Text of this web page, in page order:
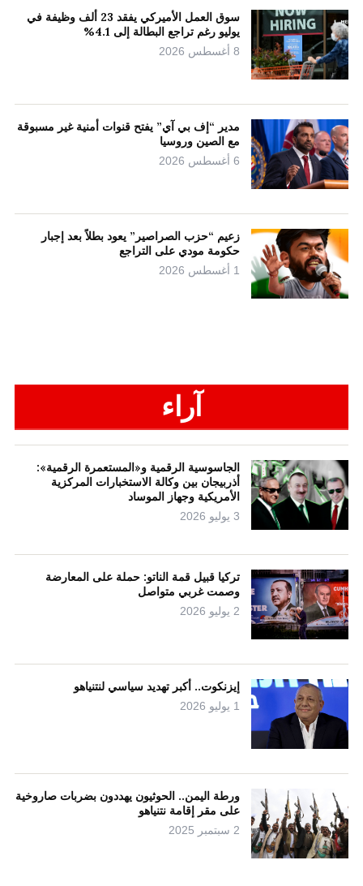
سوق العمل الأميركي يفقد 23 ألف وظيفة في
يوليو رغم تراجع البطالة إلى 4.1%
8 أغسطس 2026
مدير “إف بي آي” يفتح قنوات أمنية غير مسبوقة
مع الصين وروسيا
6 أغسطس 2026
زعيم “حزب الصراصير” يعود بطلاً بعد إجبار
حكومة مودي على التراجع
1 أغسطس 2026
آراء
الجاسوسية الرقمية و«المستعمرة الرقمية»:
أذربيجان بين وكالة الاستخبارات المركزية
الأمريكية وجهاز الموساد
3 يوليو 2026
تركيا قبيل قمة الناتو: حملة على المعارضة
وصمت غربي متواصل
2 يوليو 2026
إيزنكوت.. أكبر تهديد سياسي لنتنياهو
1 يوليو 2026
ورطة اليمن.. الحوثيون يهددون بضربات صاروخية
على مقر إقامة نتنياهو
2 سبتمبر 2025